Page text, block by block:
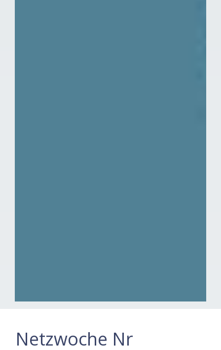
Netzwoche Nr